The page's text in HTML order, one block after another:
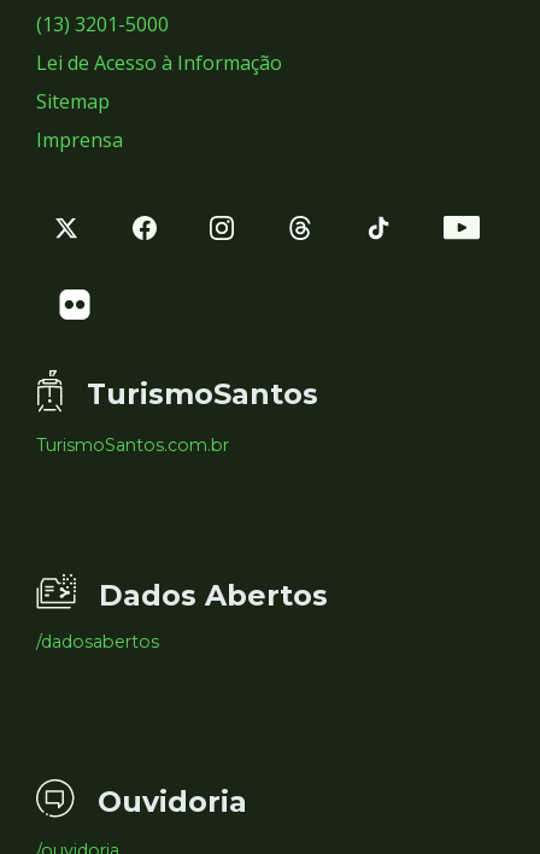
Sociais
(13) 3201-5000
Lei de Acesso à Informação
Sitemap
Imprensa
TurismoSantos
TurismoSantos.com.br
Dados Abertos
/dadosabertos
Ouvidoria